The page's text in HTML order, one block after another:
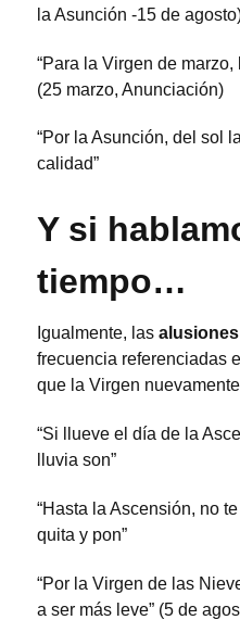
la Asunción -15 de
“Para la Virgen de
(25 marzo, Anunciación)
“Por la Asunción, del sol
calidad”
Y si
tiempo…
Igualmente, las
frecuencia referenciadas
que la Virgen
“Si llueve el día de la
lluvia son”
“Hasta la Ascensión, no
quita y pon”
“Por la Virgen de las
a ser más leve” (5 de